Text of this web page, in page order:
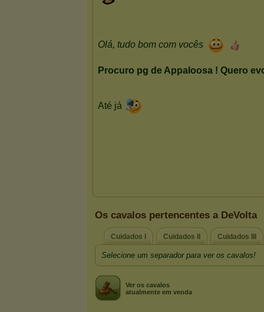
Os cavalos pertencentes a DeVolta
Cuidados I Cuidados II Cuidados III
Selecione um separador para ver os cavalos!
Ver os cavalos
atualmente em venda